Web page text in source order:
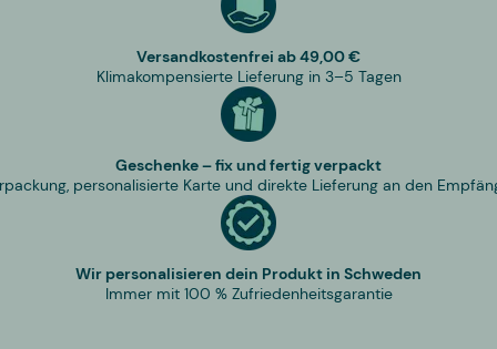
Versandkostenfrei ab 49,00 €
Klimakompensierte Lieferung in 3–5 Tagen
Geschenke – fix und fertig verpackt
personalisierte Karte und direkte Lieferung an den
Wir personalisieren dein Produkt in Schweden
Immer mit 100 % Zufriedenheitsgarantie